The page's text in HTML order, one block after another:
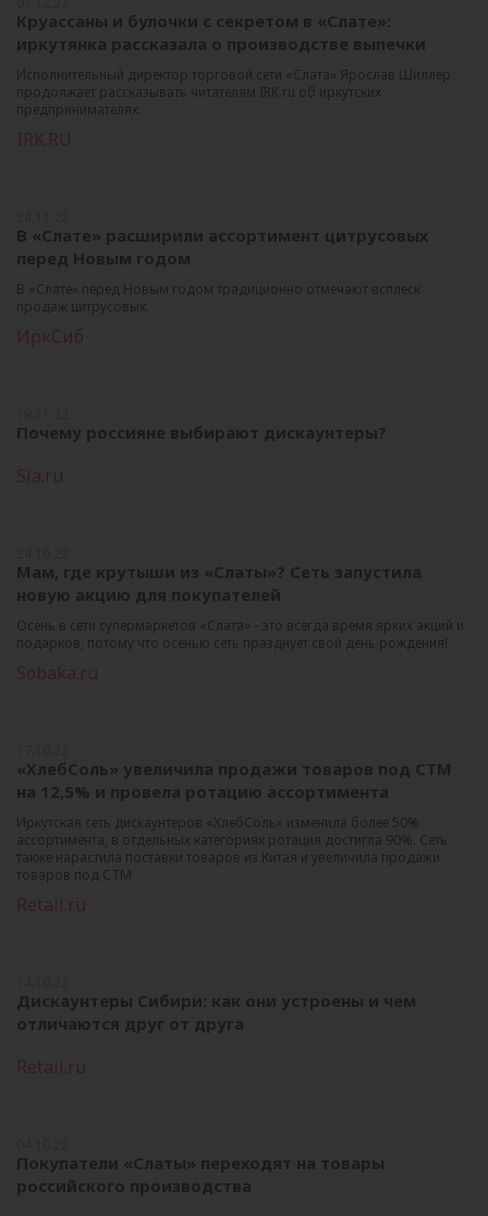
Круассаны и булочки с секретом в «Слате»:
иркутянка рассказала о производстве выпечки
Исполнительный директор торговой сети «Слата» Ярослав Шиллер
продолжает рассказывать читателям IRK.ru об иркутских
предпринимателях.
IRK.RU
В «Слате» расширили ассортимент цитрусовых
перед Новым годом
В «Слате» перед Новым годом традиционно отмечают всплеск
продаж цитрусовых.
ИркСиб
Почему россияне выбирают дискаунтеры?
Sia.ru
Мам, где крутыши из «Слаты»? Сеть запустила
новую акцию для покупателей
Осень в сети супермаркетов «Слата» - это всегда время ярких акций и
подарков, потому что осенью сеть празднует свой день рождения!
Sobaka.ru
«ХлебСоль» увеличила продажи товаров под СТМ
на 12,5% и провела ротацию ассортимента
Иркутская сеть дискаунтеров «ХлебСоль» изменила более 50%
ассортимента, в отдельных категориях ротация достигла 90%. Сеть
также нарастила поставки товаров из Китая и увеличила продажи
товаров под СТМ
Retail.ru
Дискаунтеры Сибири: как они устроены и чем
отличаются друг от друга
Retail.ru
Покупатели «Слаты» переходят на товары
российского производства